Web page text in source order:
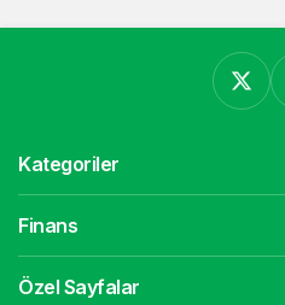
Kategoriler
Finans
Özel Sayfalar